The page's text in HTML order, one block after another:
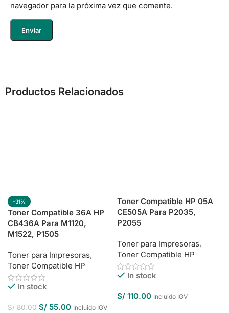
navegador para la próxima vez que comente.
Productos Relacionados
-31%
Toner Compatible 36A HP
CB436A Para M1120,
M1522, P1505
Toner para Impresoras,
Toner Compatible HP
In stock
S/80.00 S/ 55.00 Incluido IGV
Toner Compatible HP 05A
CE505A Para P2035,
P2055
Toner para Impresoras,
Toner Compatible HP
In stock
S/ 110.00 Incluido IGV